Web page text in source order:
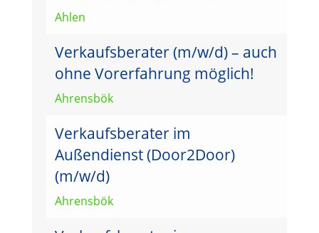
Ahlen
Verkaufsberater (m/w/d) – auch
ohne Vorerfahrung möglich!
Ahrensbök
Verkaufsberater im
Außendienst (Door2Door)
(m/w/d)
Ahrensbök